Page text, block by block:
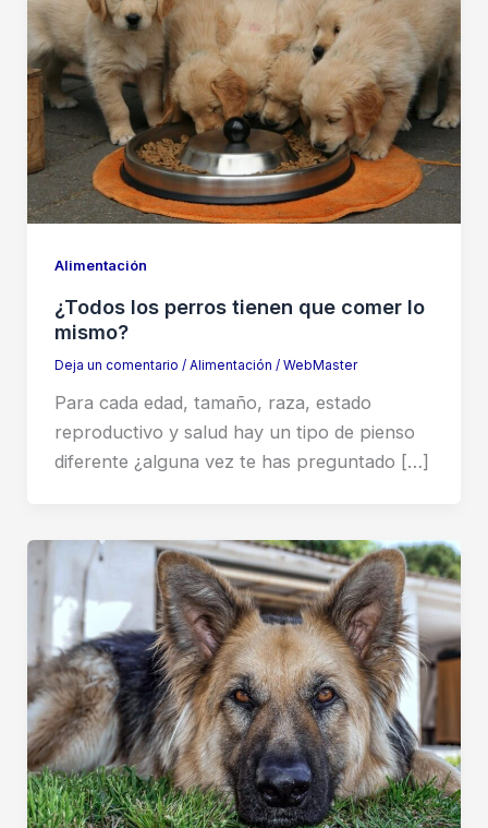
Alimentación
¿Todos los perros tienen que comer lo
mismo?
Deja un comentario / Alimentación / WebMaster
Para cada edad, tamaño, raza, estado
reproductivo y salud hay un tipo de pienso
diferente ¿alguna vez te has preguntado […]